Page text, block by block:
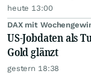
heute 13:00
DAX mit
US-Jobdaten als
Gold glänzt
gestern 18:38